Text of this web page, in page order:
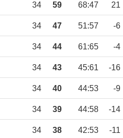
34 59 68:47 21
34 47 51:57 -6
34 44 61:65 -4
34 43 45:61 -16
34 40 44:53 -9
34 39 44:58 -14
34 38 42:53 -11